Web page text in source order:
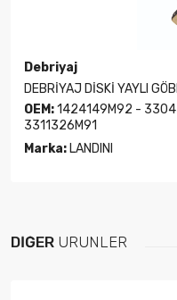
Debriyaj
DEBRİYAJ DİSKİ YAYLI
OEM:1424149M92 -
3311326M91
Marka: LANDINI
DIĞER ÜRÜNLER